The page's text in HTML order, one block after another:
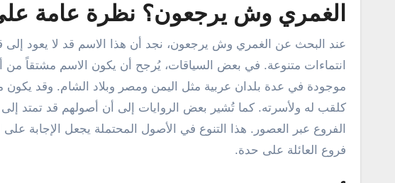
الغمري وش يرجعون؟ نظرة عامة
عند البحث عن الغمري وش يرجعون، نجد أن هذا الاسم قد لا يعود إلى
انتماءات متنوعة. في بعض السياقات، يُرجح أن يكون الاسم مشتقاً من
موجودة في عدة بلدان عربية مثل اليمن ومصر وبلاد الشام. وقد
كلقب له ولأسرته. كما تُشير بعض الروايات إلى أن أصولهم قد تمتد
الفروع عبر العصور. هذا التنوع في الأصول المحتملة يجعل الإجابة
فروع العائلة على حدة.